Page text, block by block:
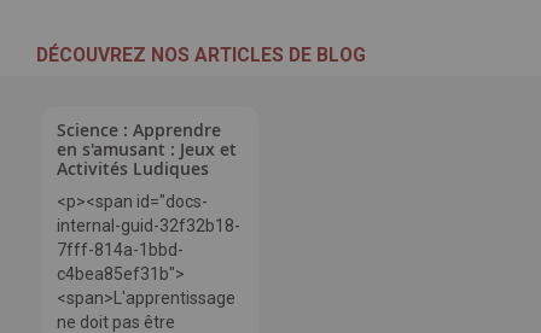
DÉCOUVREZ NOS ARTICLES DE BLOG
Science : Apprendre
en s'amusant : Jeux et
Activités Ludiques
<p><span id="docs-
internal-guid-32f32b18-
7fff-814a-1bbd-
c4bea85ef31b">
<span>L'apprentissage
ne doit pas être